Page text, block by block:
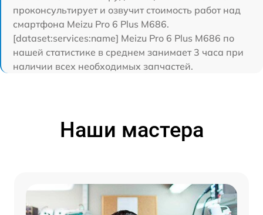
проконсультирует и озвучит стоимость работ над
смартфона Meizu Pro 6 Plus M686.
[dataset:services:name] Meizu Pro 6 Plus M686 по
нашей статистике в среднем занимает 3 часа при
наличии всех необходимых запчастей.
Наши мастера